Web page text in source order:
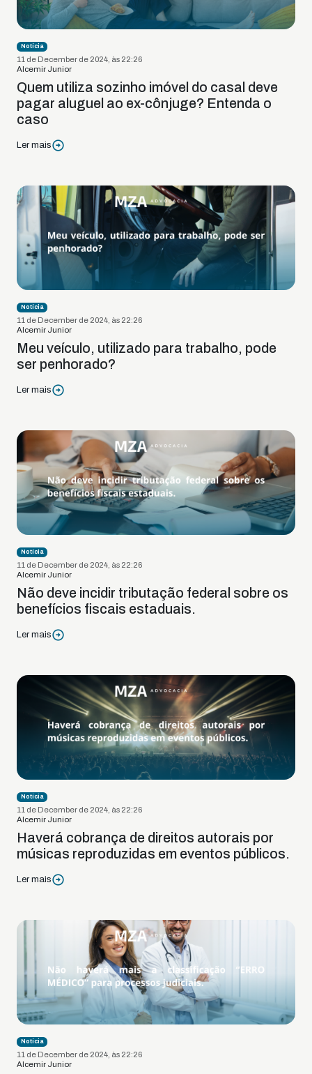
Notícia
11 de December de 2024, às 22:26
Alcemir Junior
Quem utiliza sozinho imóvel do casal deve
pagar aluguel ao ex-cônjuge? Entenda o
caso
Ler mais
Notícia
11 de December de 2024, às 22:26
Alcemir Junior
Meu veículo, utilizado para trabalho, pode
ser penhorado?
Ler mais
Notícia
11 de December de 2024, às 22:26
Alcemir Junior
Não deve incidir tributação federal sobre os
benefícios fiscais estaduais.
Ler mais
Notícia
11 de December de 2024, às 22:26
Alcemir Junior
Haverá cobrança de direitos autorais por
músicas reproduzidas em eventos públicos.
Ler mais
Notícia
11 de December de 2024, às 22:26
Alcemir Junior